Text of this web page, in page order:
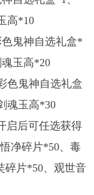
高*10
鬼神自选礼盒*
玉高*20
色鬼神自选礼盒
魂玉高*30
启后可任选获得
净碎片*50、毒
碎片*50、观世音